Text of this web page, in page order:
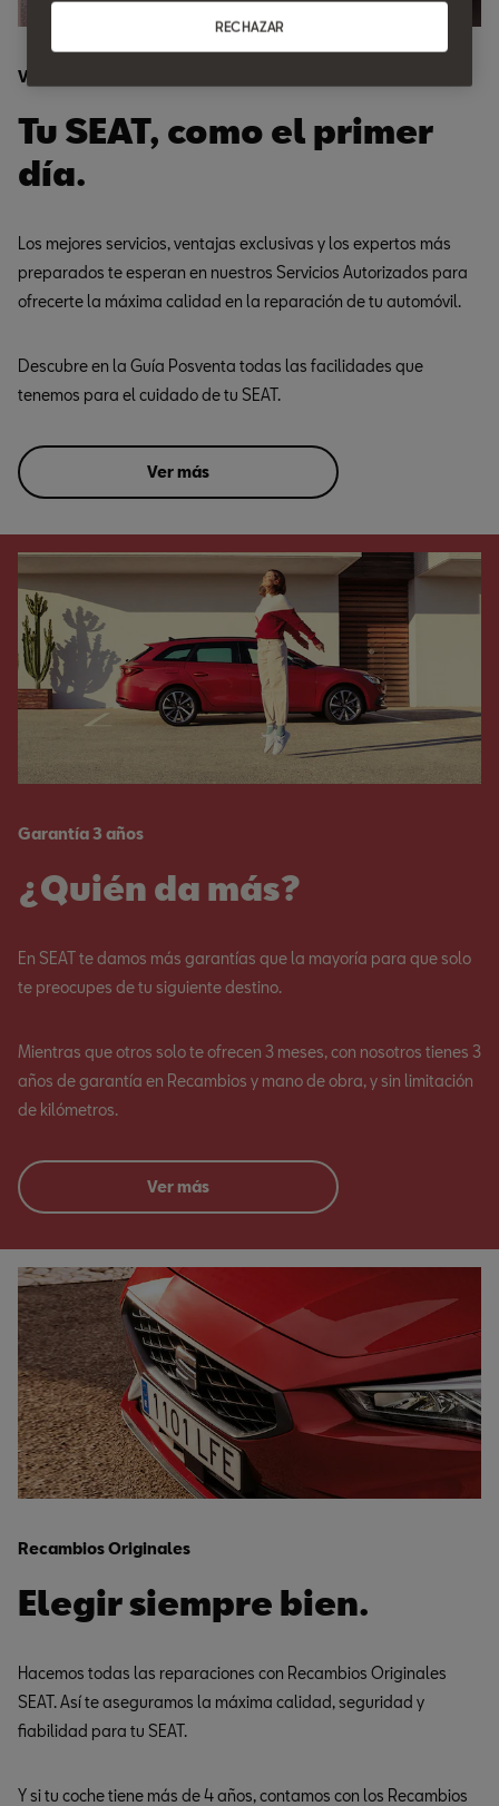
Ventajas
Tu SEAT, como el primer
día.
Los mejores servicios, ventajas exclusivas y los expertos más
preparados te esperan en nuestros Servicios Autorizados para
ofrecerte la máxima calidad en la reparación de tu automóvil.
Descubre en la Guía Posventa todas las facilidades que
tenemos para el cuidado de tu SEAT.
Ver más
Garantía 3 años
¿Quién da más?
En SEAT te damos más garantías que la mayoría para que solo
te preocupes de tu siguiente destino.
Mientras que otros solo te ofrecen 3 meses, con nosotros tienes 3
años de garantía en Recambios y mano de obra, y sin limitación
de kilómetros.
Ver más
Recambios Originales
Elegir siempre bien.
Hacemos todas las reparaciones con Recambios Originales
SEAT. Así te aseguramos la máxima calidad, seguridad y
fiabilidad para tu SEAT.
Y si tu coche tiene más de 4 años, contamos con los Recambios
RECHAZAR